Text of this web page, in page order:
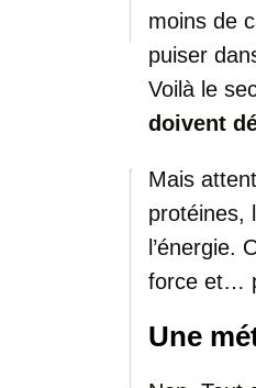
moins de
puiser
Voilà le
doivent
Mais
protéines,
force et…
Une